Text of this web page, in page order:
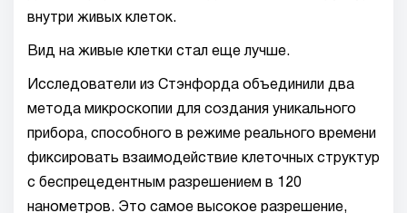
внутри живых клеток.
Вид на живые клетки стал еще лучше.
Исследователи из Стэнфорда объединили два
метода микроскопии для создания уникального
прибора, способного в режиме реального времени
фиксировать взаимодействие клеточных структур
с беспрецедентным разрешением в 120
нанометров. Это самое высокое разрешение,